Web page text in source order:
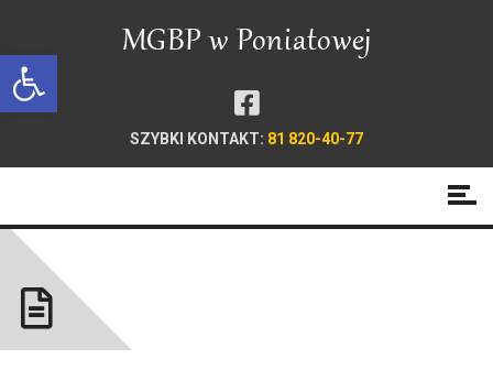
Open toolbar
SZYBKI KONTAKT: 81 820-40-77
Nowości Książkowe